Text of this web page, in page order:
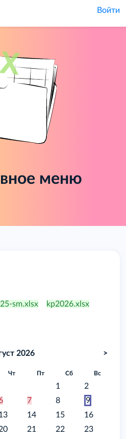
Войти
меню
sm.xlsx kp2026.xlsx
2026 >
Чт Пт Сб Вс
1
2
7 8
9
14 15
16
21 22
23